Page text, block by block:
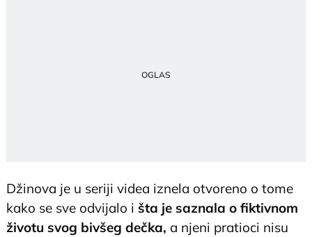
Džinova je u seriji videa iznela otvoreno o tome
kako se sve odvijalo i šta je saznala o fiktivnom
životu svog bivšeg dečka, a njeni pratioci nisu